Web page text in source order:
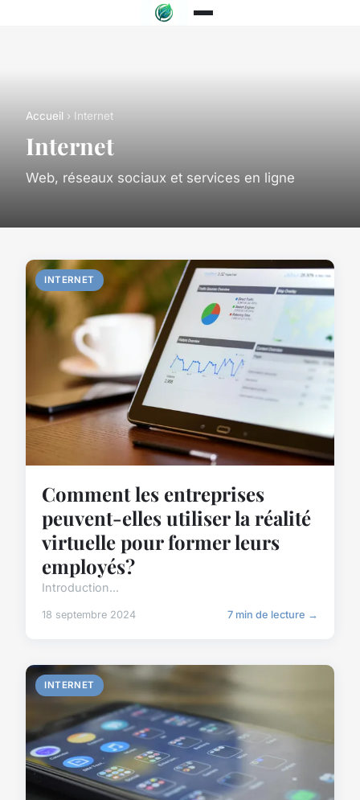
Accueil › Internet
Internet
Web, réseaux sociaux et services en ligne
INTERNET
Comment les entreprises
peuvent-elles utiliser la réalité
virtuelle pour former leurs
employés?
Introduction...
18 septembre 2024 7 min de lecture →
INTERNET